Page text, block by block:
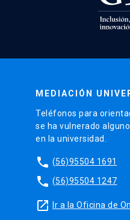
MEDIACIÓN
Teléfonos para
se ha vulnerado
en la universidad.
phone (56)95504 1691
phone (56)95504 1247
launch Ir a la Oficina de